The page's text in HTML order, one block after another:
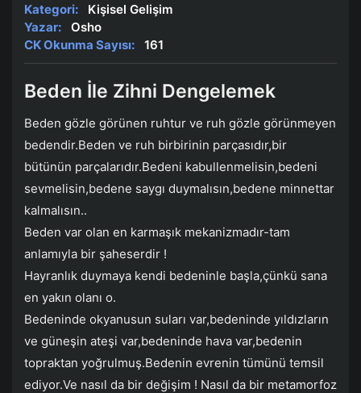
Kategori:
Kişisel Gelişim
Yazar:
Osho
CK Okunma Sayısı:
161
Beden İle Zihni Dengelemek
Beden gözle görünen ruhtur ve ruh gözle görünmeyen
bedendir.Beden ve ruh birbirinin parçasıdır,bir
bütünün parçalarıdır.Bedeni kabullenmelisin,bedeni
sevmelisin,bedene saygı duymalısın,bedene minnettar
kalmalısın..
Beden var olan en karmaşık mekanizmadır-tam
anlamıyla bir şaheserdir !
Hayranlık duymaya kendi bedeninle başla,çünkü sana
en yakın olanı o.
Bedeninde okyanusun suları var,bedeninde yıldızların
ve güneşin ateşi var,bedeninde hava var,bedenin
topraktan yoğrulmuş.Bedenin evrenin tümünü temsil
ediyor.Ve nasıl da bir değişim ! Nasıl da bir metamorfoz